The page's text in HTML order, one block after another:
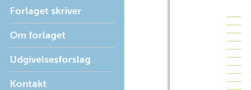
Forlaget skriver
Om forlaget
Udgivelsesforslag
Kontakt